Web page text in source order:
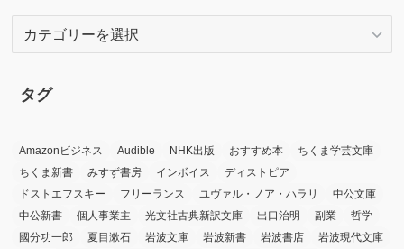
リ
ー
タグ
Amazonビジネス Audible NHK出版 おすすめ本
ちくま学芸文庫
ちくま新書
みすず書房 インボイス
ディストピア
ドストエフスキー
フリーランス ユヴァル・ノア・ハラリ
中公文庫
中公新書
個人事業主 光文社古典新訳文庫 出口治明 副業
哲学
國分功一郎
夏目漱石 岩波文庫 岩波新書 岩波書店 岩波現代文庫